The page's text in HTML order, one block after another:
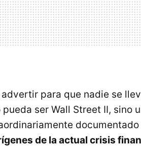
para que nadie se
ser Wall Street II, sino
de la actual crisis